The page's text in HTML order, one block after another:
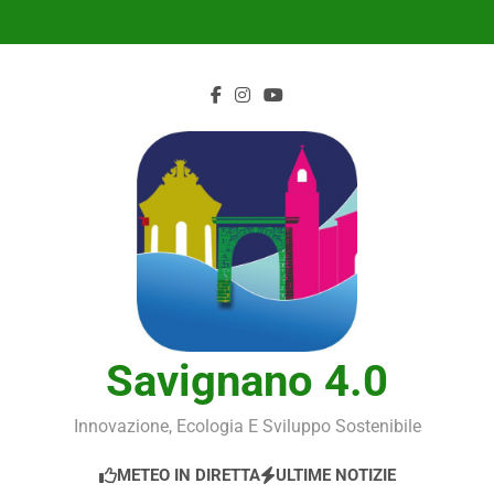
Savignano 4.0
Innovazione, Ecologia E Sviluppo Sostenibile
METEO IN DIRETTA ULTIME NOTIZIE